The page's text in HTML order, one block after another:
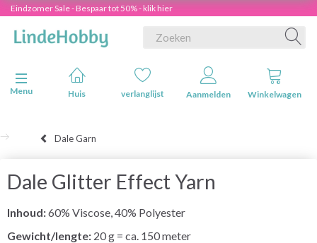
Eindzomer Sale - Bespaar tot 50% - klik hier
Navigatie in-/uitschakelen
Menu
Huis verlanglijst Aanmelden Winkelwagen
Dale Garn
Dale Glitter Effect Yarn
Inhoud:60% Viscose, 40% Polyester
Gewicht/lengte: 20 g = ca. 150 meter